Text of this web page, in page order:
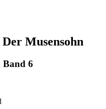
Musensohn
Band 6